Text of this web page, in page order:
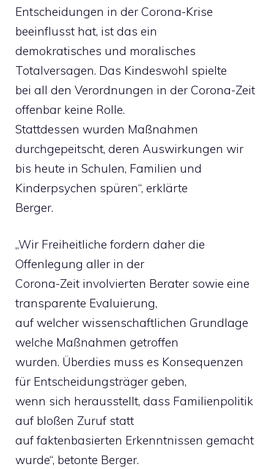
Entscheidungen in der Corona-Krise
beeinflusst hat, ist das ein
demokratisches und moralisches
Totalversagen. Das Kindeswohl spielte
bei all den Verordnungen in der Corona-Zeit
offenbar keine Rolle.
Stattdessen wurden Maßnahmen
durchgepeitscht, deren Auswirkungen wir
bis heute in Schulen, Familien und
Kinderpsychen spüren“, erklärte
Berger.
„Wir Freiheitliche fordern daher die
Offenlegung aller in der
Corona-Zeit involvierten Berater sowie eine
transparente Evaluierung,
auf welcher wissenschaftlichen Grundlage
welche Maßnahmen getroffen
wurden. Überdies muss es Konsequenzen
für Entscheidungsträger geben,
wenn sich herausstellt, dass Familienpolitik
auf bloßen Zuruf statt
auf faktenbasierten Erkenntnissen gemacht
wurde“, betonte Berger.